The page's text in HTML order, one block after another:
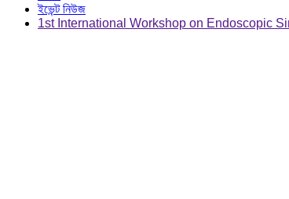
ইভেন্ট নিউজ
1st International Workshop on Endoscopic